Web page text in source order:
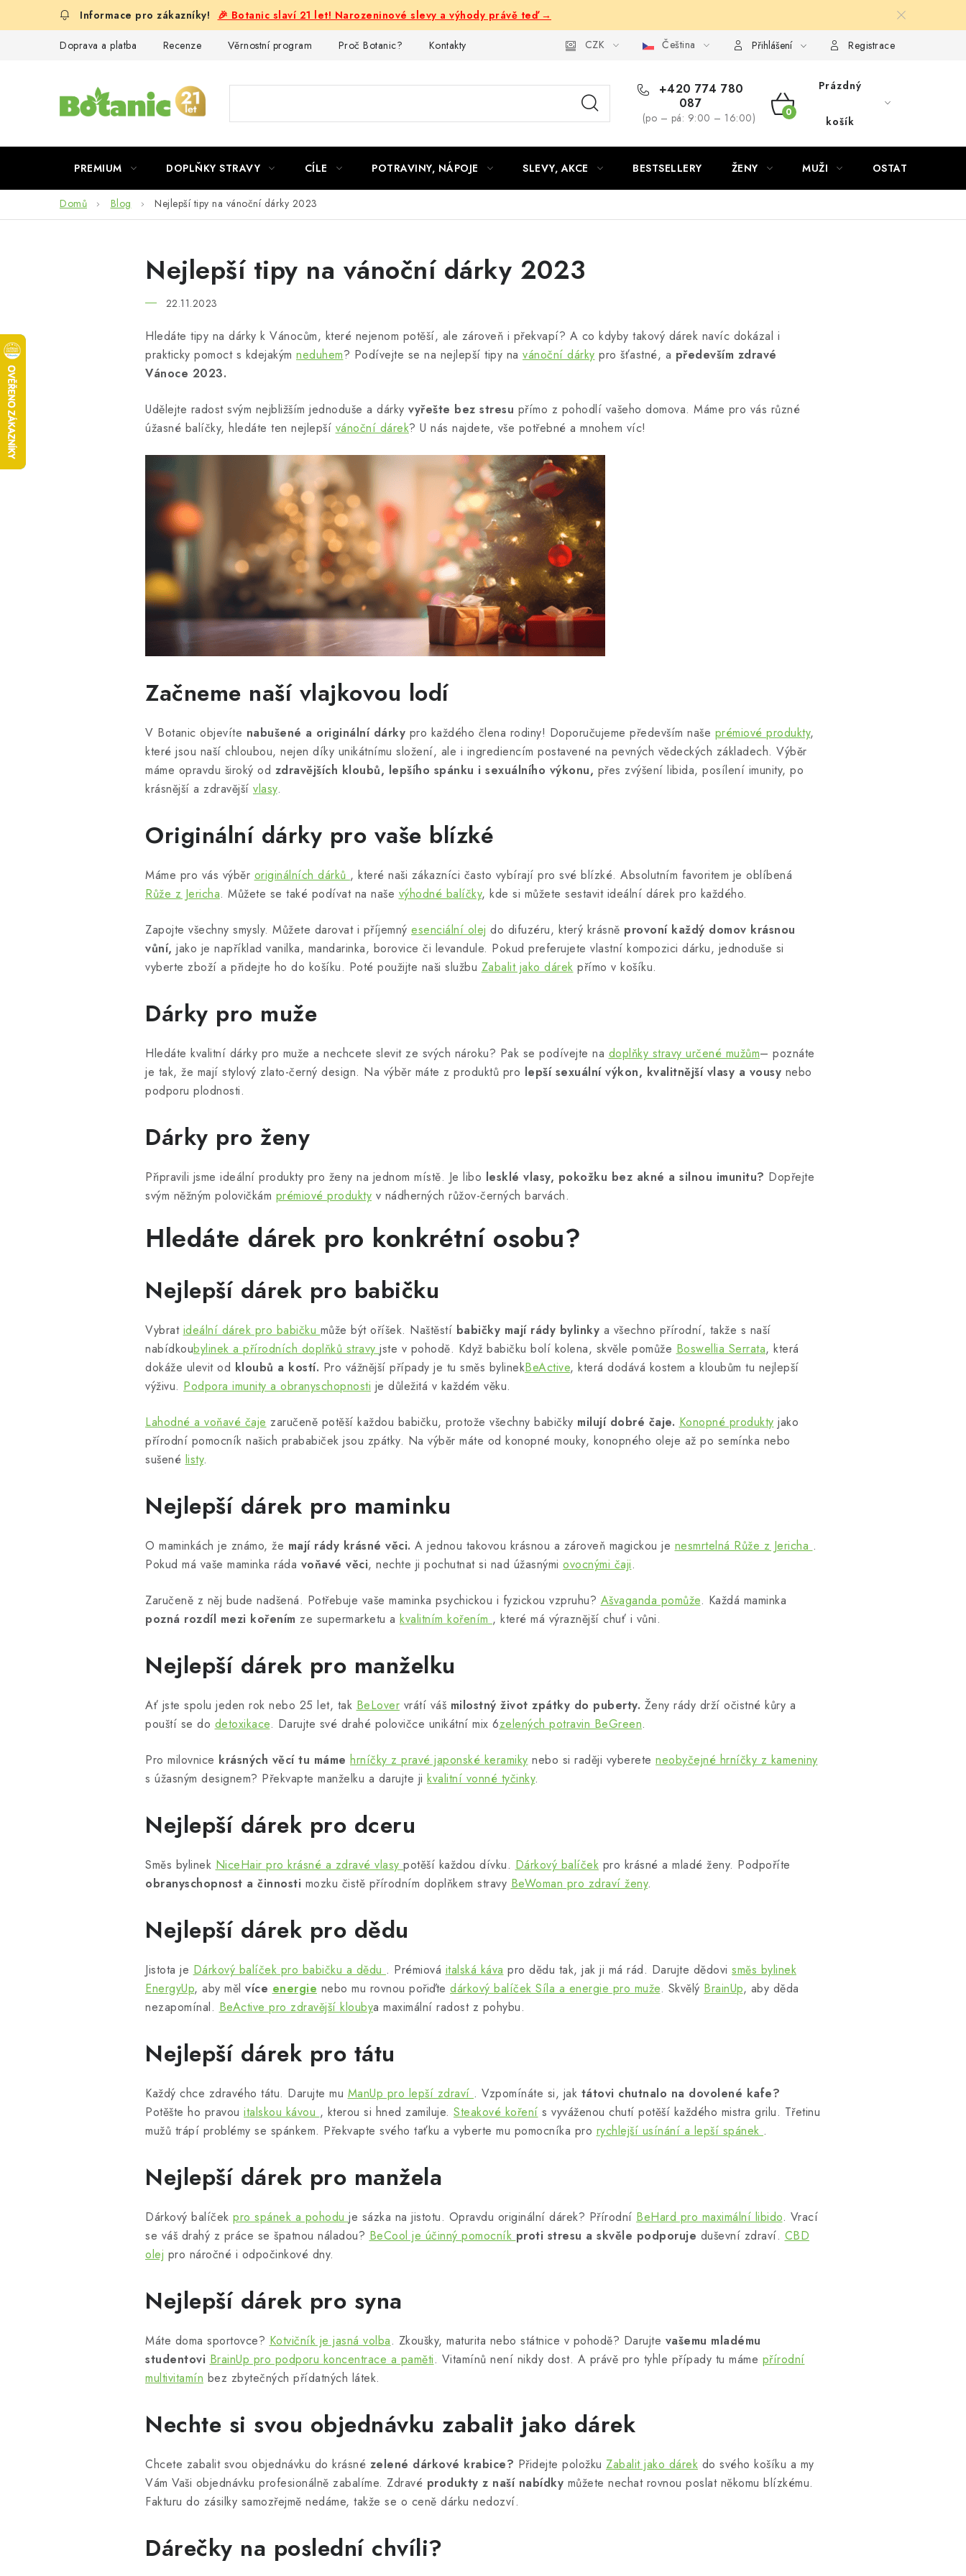
🎉 Botanic slaví 21 let! Narozeninové slevy a výhody právě teď →
Doprava a platba Recenze Věrnostní program Proč Botanic? Kontakty CZK Čeština Přihlášení Registrace
+420 774 780
087
(po – pá: 9:00 – 16:00)
NÁKUPNÍ
Prázdný
košík
PREMIUM DOPLŇKY STRAVY CÍLE POTRAVINY, NÁPOJE SLEVY, AKCE BESTSELLERY ŽENY MUŽI OSTATNÍ
Domů Blog Nejlepší tipy na vánoční dárky 2023
Nejlepší tipy na vánoční dárky 2023
22.11.2023
Hledáte tipy na dárky k Vánocům, které nejenom potěší, ale zároveň i překvapí? A co kdyby takový dárek navíc dokázal i
prakticky pomoct s kdejakým neduhem? Podívejte se na nejlepší tipy na vánoční dárky pro šťastné, a především zdravé
Vánoce 2023.
Udělejte radost svým nejbližším jednoduše a dárky vyřešte bez stresu přímo z pohodlí vašeho domova. Máme pro vás různé
úžasné balíčky, hledáte ten nejlepší vánoční dárek? U nás najdete, vše potřebné a mnohem víc!
Začneme naší vlajkovou lodí
V Botanic objevíte nabušené a originální dárky pro každého člena rodiny! Doporučujeme především naše prémiové produkty,
které jsou naší chloubou, nejen díky unikátnímu složení, ale i ingrediencím postavené na pevných vědeckých základech. Výběr
máme opravdu široký od zdravějších kloubů, lepšího spánku i sexuálního výkonu, přes zvýšení libida, posílení imunity, po
krásnější a zdravější vlasy.
Originální dárky pro vaše blízké
Máme pro vás výběr originálních dárků , které naši zákazníci často vybírají pro své blízké. Absolutním favoritem je oblíbená
Růže z Jericha. Můžete se také podívat na naše výhodné balíčky, kde si můžete sestavit ideální dárek pro každého.
Zapojte všechny smysly. Můžete darovat i příjemný esenciální olej do difuzéru, který krásně provoní každý domov krásnou
vůní, jako je například vanilka, mandarinka, borovice či levandule. Pokud preferujete vlastní kompozici dárku, jednoduše si
vyberte zboží a přidejte ho do košíku. Poté použijte naši službu Zabalit jako dárek přímo v košíku.
Dárky pro muže
Hledáte kvalitní dárky pro muže a nechcete slevit ze svých nároku? Pak se podívejte na doplňky stravy určené mužům– poznáte
je tak, že mají stylový zlato-černý design. Na výběr máte z produktů pro lepší sexuální výkon, kvalitnější vlasy a vousy nebo
podporu plodnosti.
Dárky pro ženy
Připravili jsme ideální produkty pro ženy na jednom místě. Je libo lesklé vlasy, pokožku bez akné a silnou imunitu? Dopřejte
svým něžným polovičkám prémiové produkty v nádherných růžov-černých barvách.
Hledáte dárek pro konkrétní osobu?
Nejlepší dárek pro babičku
Vybrat ideální dárek pro babičku může být oříšek. Naštěstí babičky mají rády bylinky a všechno přírodní, takže s naší
nabídkoubylinek a přírodních doplňků stravy jste v pohodě. Když babičku bolí kolena, skvěle pomůže Boswellia Serrata, která
dokáže ulevit od kloubů a kostí. Pro vážnější případy je tu směs bylinekBeActive, která dodává kostem a kloubům tu nejlepší
výživu. Podpora imunity a obranyschopnosti je důležitá v každém věku.
Lahodné a voňavé čaje zaručeně potěší každou babičku, protože všechny babičky milují dobré čaje. Konopné produkty jako
přírodní pomocník našich prababiček jsou zpátky. Na výběr máte od konopné mouky, konopného oleje až po semínka nebo
sušené listy.
Nejlepší dárek pro maminku
O maminkách je známo, že mají rády krásné věci. A jednou takovou krásnou a zároveň magickou je nesmrtelná Růže z Jericha .
Pokud má vaše maminka ráda voňavé věci, nechte ji pochutnat si nad úžasnými ovocnými čaji.
Zaručeně z něj bude nadšená. Potřebuje vaše maminka psychickou i fyzickou vzpruhu? Ašvaganda pomůže. Každá maminka
pozná rozdíl mezi kořením ze supermarketu a kvalitním kořením , které má výraznější chuť i vůni.
Nejlepší dárek pro manželku
Ať jste spolu jeden rok nebo 25 let, tak BeLover vrátí váš milostný život zpátky do puberty. Ženy rády drží očistné kůry a
pouští se do detoxikace. Darujte své drahé polovičce unikátní mix 6zelených potravin BeGreen.
Pro milovnice krásných věcí tu máme hrníčky z pravé japonské keramiky nebo si raději vyberete neobyčejné hrníčky z kameniny
s úžasným designem? Překvapte manželku a darujte ji kvalitní vonné tyčinky.
Nejlepší dárek pro dceru
Směs bylinek NiceHair pro krásné a zdravé vlasy potěší každou dívku. Dárkový balíček pro krásné a mladé ženy. Podpoříte
obranyschopnost a činnosti mozku čistě přírodním doplňkem stravy BeWoman pro zdraví ženy.
Nejlepší dárek pro dědu
Jistota je Dárkový balíček pro babičku a dědu . Prémiová italská káva pro dědu tak, jak ji má rád. Darujte dědovi směs bylinek
EnergyUp, aby měl více energie nebo mu rovnou pořiďte dárkový balíček Síla a energie pro muže. Skvělý BrainUp, aby děda
nezapomínal. BeActive pro zdravější kloubya maximální radost z pohybu.
Nejlepší dárek pro tátu
Každý chce zdravého tátu. Darujte mu ManUp pro lepší zdraví . Vzpomínáte si, jak tátovi chutnalo na dovolené kafe?
Potěšte ho pravou italskou kávou , kterou si hned zamiluje. Steakové koření s vyváženou chutí potěší každého mistra grilu. Třetinu
mužů trápí problémy se spánkem. Překvapte svého taťku a vyberte mu pomocníka pro rychlejší usínání a lepší spánek .
Nejlepší dárek pro manžela
Dárkový balíček pro spánek a pohodu je sázka na jistotu. Opravdu originální dárek? Přírodní BeHard pro maximální libido. Vrací
se váš drahý z práce se špatnou náladou? BeCool je účinný pomocník proti stresu a skvěle podporuje duševní zdraví. CBD
olej pro náročné i odpočinkové dny.
Nejlepší dárek pro syna
Máte doma sportovce? Kotvičník je jasná volba. Zkoušky, maturita nebo státnice v pohodě? Darujte vašemu mladému
studentovi BrainUp pro podporu koncentrace a paměti. Vitamínů není nikdy dost. A právě pro tyhle případy tu máme přírodní
multivitamín bez zbytečných přídatných látek.
Nechte si svou objednávku zabalit jako dárek
Chcete zabalit svou objednávku do krásné zelené dárkové krabice? Přidejte položku Zabalit jako dárek do svého košíku a my
Vám Vaši objednávku profesionálně zabalíme. Zdravé produkty z naší nabídky můžete nechat rovnou poslat někomu blízkému.
Fakturu do zásilky samozřejmě nedáme, takže se o ceně dárku nedozví.
Dárečky na poslední chvíli?